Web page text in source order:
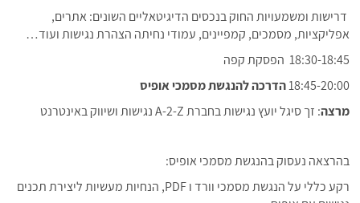
דרישות ומשמעויות החוק בנכסים הדיגיטאליים השונים: אתרים,
אפליקציות, מסמכים, קמפיינים, עמודי נחיתה הצהרת נגישות ועוד…
18:30-18:45 הפסקת קפה
18:45-20:00הדרכה להנגשת מסמכי אופיס
מרצה: זך סיגל יועץ נגישות בחברת A-2-Z נגישות ושיווק באינטרנט
בהרצאה נעסוק בהנגשת מסמכי אופיס:
רקע כללי על הנגשת מסמכי וורד ו PDF, הנחיות מעשיות ליצירת תכנים